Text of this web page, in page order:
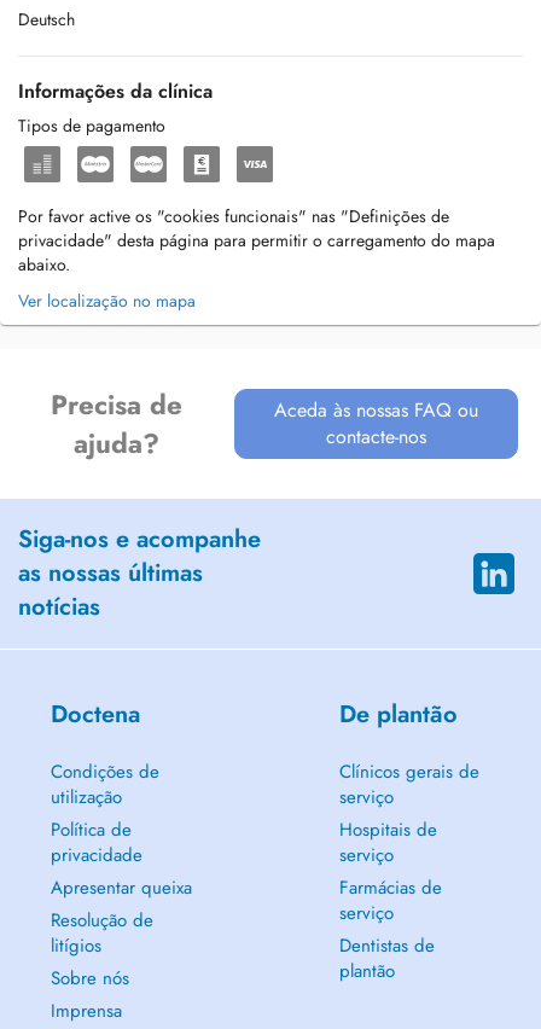
Deutsch
Informações da clínica
Tipos de pagamento
Por favor active os "cookies funcionais" nas "Definições de
privacidade" desta página para permitir o carregamento do mapa
abaixo.
Ver localização no mapa
Precisa de
ajuda?
Aceda às nossas FAQ ou
contacte-nos
Siga-nos e acompanhe
as nossas últimas
notícias
Doctena
Condições de
utilização
Política de
privacidade
Apresentar queixa
Resolução de
litígios
Sobre nós
Imprensa
De plantão
Clínicos gerais de
serviço
Hospitais de
serviço
Farmácias de
serviço
Dentistas de
plantão